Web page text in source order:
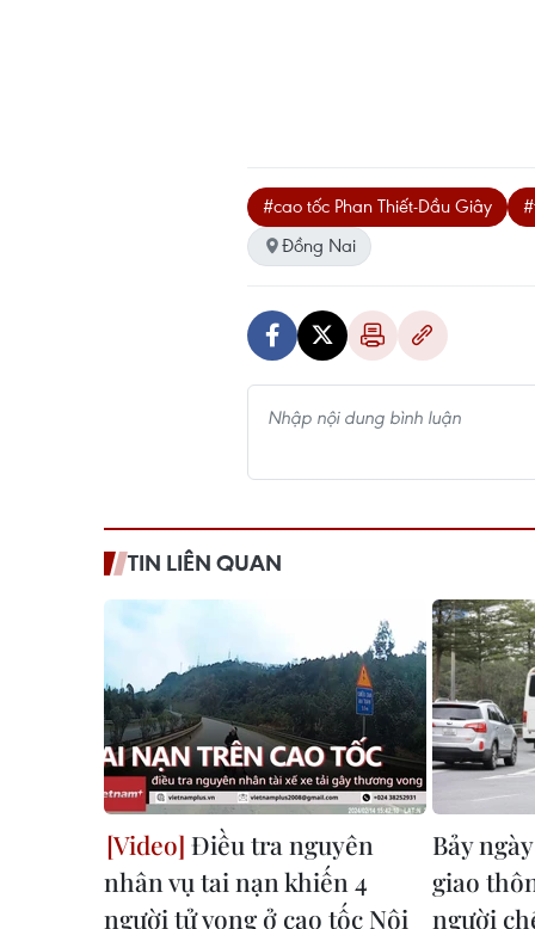
#cao tốc Phan Thiết-Dầu Giây
Đồng Nai
TIN LIÊN QUAN
Điều tra nguyên
nhân vụ tai nạn khiến 4
người tử vong ở cao tốc Nội
Bảy
giao
người